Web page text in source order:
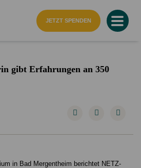
JETZT SPENDEN
gibt Erfahrungen an 350
in Bad Mergentheim berichtet NETZ-